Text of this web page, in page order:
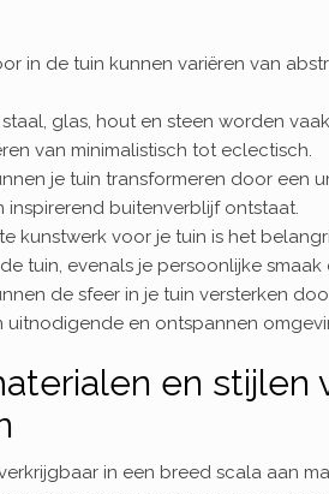
in de tuin kunnen variëren van
glas, hout en steen worden
van minimalistisch tot eclectisch.
je tuin transformeren door een
inspirerend buitenverblijf ontstaat.
kunstwerk voor je tuin is het
tuin, evenals je persoonlijke smaak
de sfeer in je tuin versterken
uitnodigende en ontspannen
en stijlen
in een breed scala aan